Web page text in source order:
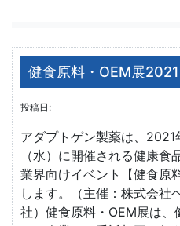
健食原料・OEM展
投稿日:
アダプトゲン製薬は、
（水）に開催される健康
業界向けイベント【健食原
します。（主催：株式会社
社）健食原料・OEM展は、